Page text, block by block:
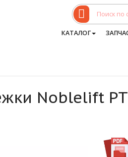
КАТАЛОГ
Noblelift